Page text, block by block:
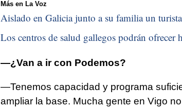
Más en La Voz
Aislado en Galicia junto a su familia un
Los centros de salud gallegos podrán ofrecer
—¿Van a ir con Podemos?
—Tenemos capacidad y programa
ampliar la base. Mucha gente en Vigo